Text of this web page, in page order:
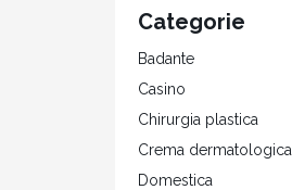
Categorie
Badante
Casino
Chirurgia plastica
Crema dermatologica
Domestica